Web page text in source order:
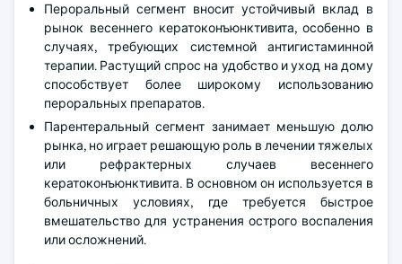
Пероральный сегмент вносит устойчивый вклад в
рынок весеннего кератоконъюнктивита, особенно в
случаях, требующих системной антигистаминной
терапии. Растущий спрос на удобство и уход на дому
способствует более широкому использованию
пероральных препаратов.
Парентеральный сегмент занимает меньшую долю
рынка, но играет решающую роль в лечении тяжелых
или рефрактерных случаев весеннего
кератоконъюнктивита. В основном он используется в
больничных условиях, где требуется быстрое
вмешательство для устранения острого воспаления
или осложнений.